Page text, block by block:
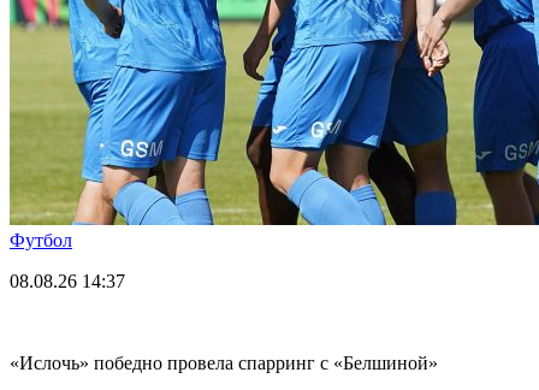
Футбол
08.08.26 14:37
«Ислочь» победно провела спарринг с «Белшиной»